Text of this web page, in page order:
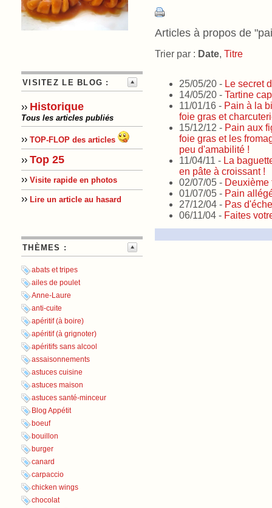
VISITEZ LE BLOG :
›› Historique
Tous les articles publiés
›› TOP-FLOP des articles
›› Top 25
›› Visite rapide en photos
›› Lire un article au hasard
THÈMES :
abats et tripes
ailes de poulet
Anne-Laure
anti-cuite
apéritif (à boire)
apéritif (à grignoter)
apéritifs sans alcool
assaisonnements
astuces cuisine
astuces maison
astuces santé-minceur
Blog Appétit
boeuf
bouillon
burger
canard
carpaccio
chicken wings
chocolat
Articles à propos de
Trier par : Date, Titre
25/05/20 - Le secret
14/05/20 - Tartine
11/01/16 - Pain à la
foie gras et
15/12/12 - Pain aux
foie gras et les
peu d'amabilité !
11/04/11 - La
en pâte à croissant !
02/07/05 - Deuxième
01/07/05 - Pain
27/12/04 - Pas
06/11/04 - Faites